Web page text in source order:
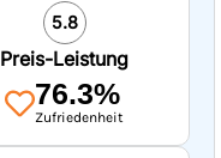
5.8
Preis-Leistung
76.3%
Zufriedenheit